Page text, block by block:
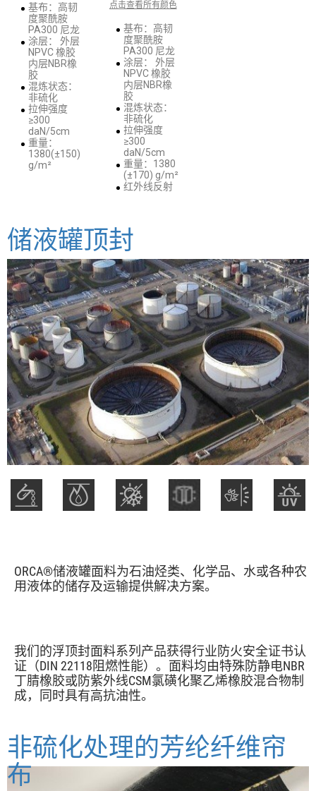
基布：高韧
度聚酰胺
PA300 尼龙
涂层： 外层
NPVC 橡胶
内层NBR橡
胶
混炼状态：
非硫化
拉伸强度
≥300
daN/5cm
重量：
1380(±150)
g/m²
点击查看所有颜色
基布：高韧
度聚酰胺
PA300 尼龙
涂层： 外层
NPVC 橡胶
内层NBR橡
胶
混炼状态：
非硫化
拉伸强度
≥300
daN/5cm
重量：1380
(±170) g/m²
红外线反射
储液罐顶封
ORCA®储液罐面料为石油烃类、化学品、水或各种农
用液体的储存及运输提供解决方案。
我们的浮顶封面料系列产品获得行业防火安全证书认
证（DIN 22118阻燃性能）。面料均由特殊防静电NBR
丁腈橡胶或防紫外线CSM氯磺化聚乙烯橡胶混合物制
成，同时具有高抗油性。
非硫化处理的芳纶纤维帘
布